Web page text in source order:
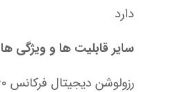
دارد
سایر قابلیت ها و ویژگی ها
رزولوشن دیجیتال فرکانس 60 هرتز 7680x4320 پشتیبانی از سیستم عامل های Win 10/8/7